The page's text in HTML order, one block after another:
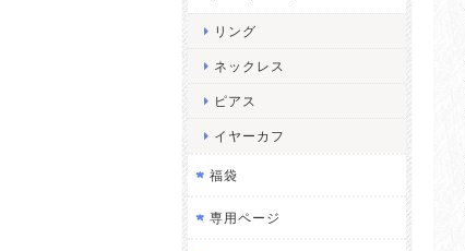
リング
ネックレス
ピアス
イヤーカフ
福袋
専用ページ